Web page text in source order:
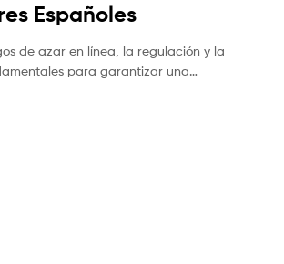
Españoles
de azar en línea, la regulación y la
para garantizar una…